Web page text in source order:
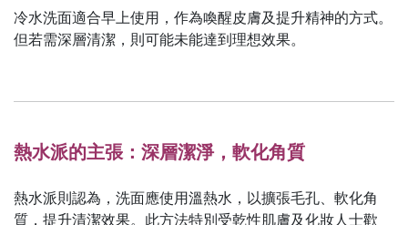
冷水洗面適合早上使用，作為喚醒皮膚及提升精神的方式。
但若需深層清潔，則可能未能達到理想效果。
熱水派的主張：深層潔淨，軟化角質
熱水派則認為，洗面應使用溫熱水，以擴張毛孔、軟化角
質，提升清潔效果。此方法特別受乾性肌膚及化妝人士歡